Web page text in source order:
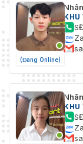
(Đang Online)
KHU
KHU